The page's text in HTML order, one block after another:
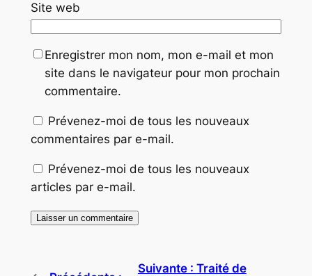
Site web
Enregistrer mon nom, mon e-mail et mon
site dans le navigateur pour mon prochain
commentaire.
Prévenez-moi de tous les nouveaux
commentaires par e-mail.
Prévenez-moi de tous les nouveaux
articles par e-mail.
Suivante : Traité de